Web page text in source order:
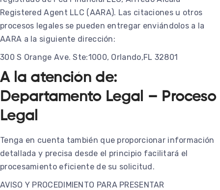
Registered Agent LLC (AARA). Las citaciones u otros
procesos legales se pueden entregar enviándolos a la
AARA a la siguiente dirección:
300 S Orange Ave. Ste:1000, Orlando,FL 32801
A la atención de:
Departamento Legal – Proceso
Legal
Tenga en cuenta también que proporcionar información
detallada y precisa desde el principio facilitará el
procesamiento eficiente de su solicitud.
AVISO Y PROCEDIMIENTO PARA PRESENTAR